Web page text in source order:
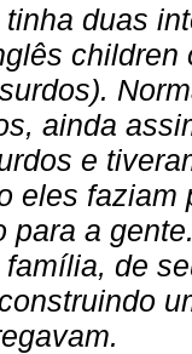
duas
ainda
e
eles
para a
de